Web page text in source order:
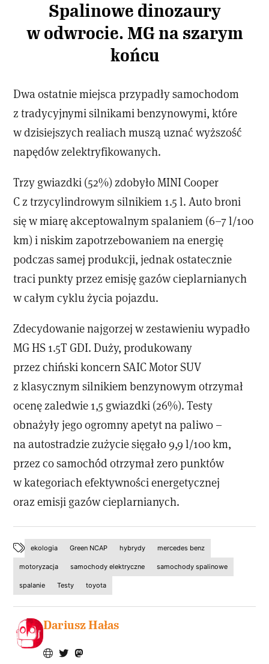
Spalinowe dinozaury
w odwrocie. MG na szarym
końcu
Dwa ostatnie miejsca przypadły samochodom
z tradycyjnymi silnikami benzynowymi, które
w dzisiejszych realiach muszą uznać wyższość
napędów zelektryfikowanych.
Trzy gwiazdki (52%) zdobyło MINI Cooper
C z trzycylindrowym silnikiem 1.5 l. Auto broni
się w miarę akceptowalnym spalaniem (6–7 l/100
km) i niskim zapotrzebowaniem na energię
podczas samej produkcji, jednak ostatecznie
traci punkty przez emisję gazów cieplarnianych
w całym cyklu życia pojazdu.
Zdecydowanie najgorzej w zestawieniu wypadło
MG HS 1.5T GDI. Duży, produkowany
przez chiński koncern SAIC Motor SUV
z klasycznym silnikiem benzynowym otrzymał
ocenę zaledwie 1,5 gwiazdki (26%). Testy
obnażyły jego ogromny apetyt na paliwo –
na autostradzie zużycie sięgało 9,9 l/100 km,
przez co samochód otrzymał zero punktów
w kategoriach efektywności energetycznej
oraz emisji gazów cieplarnianych.
ekologia Green NCAP hybrydy mercedes benz
motoryzacja samochody elektryczne samochody spalinowe
spalanie Testy toyota
Dariusz Hałas